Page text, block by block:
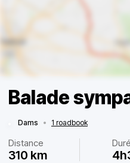
Balade
Dams • 1 roadbook
Distance
310 km